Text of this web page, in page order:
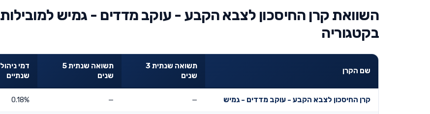
השוואת קרן החיסכון לצבא הקבע - עוקב מדדים - גמיש למובילות
בקטגוריה
שם הקרן
תשואה שנתית 3
שנים
תשואה שנתית 5
שנים
דמי ניהול
שנתיים
קרן החיסכון לצבא הקבע - עוקב מדדים - גמיש —
—
0.18%